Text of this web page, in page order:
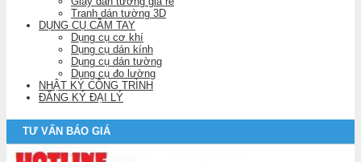
Tranh dán tường 3D
DỤNG CỤ CẦM TAY
Dụng cụ cơ khí
Dụng cụ dán kính
Dụng cụ dán tường
Dụng cụ đo lường
NHẬT KÝ CÔNG TRÌNH
ĐĂNG KÝ ĐẠI LÝ
TƯ VẤN BÁO GIÁ